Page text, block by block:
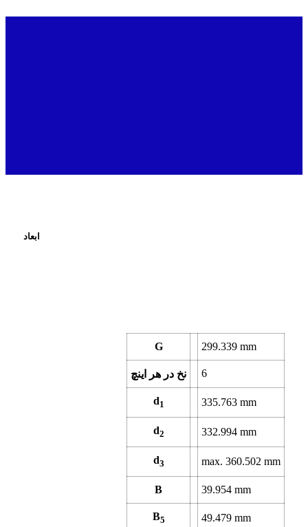
ابعاد
G 299.339mm
نخ در هر اینچ 6
d1 335.763mm
d2 332.994mm
d3 max. 360.502mm
B 39.954mm
B5 49.479mm